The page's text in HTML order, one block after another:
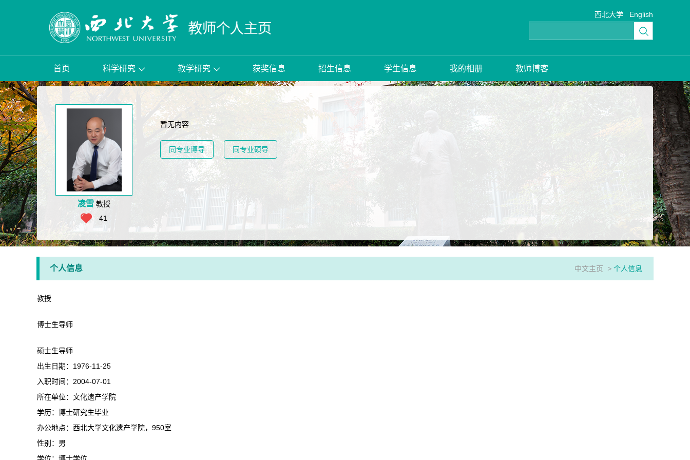
西北大学 English
首页 科学研究 教学研究 获奖信息 招生信息 学生信息 我的相册 教师博客
凌雪 教授
41
暂无内容
同专业博导 同专业硕导
个人信息 中文主页 > 个人信息
教授
博士生导师
硕士生导师
出生日期：1976-11-25
入职时间：2004-07-01
所在单位：文化遗产学院
学历：博士研究生毕业
办公地点：西北大学文化遗产学院，950室
性别：男
学位：博士学位